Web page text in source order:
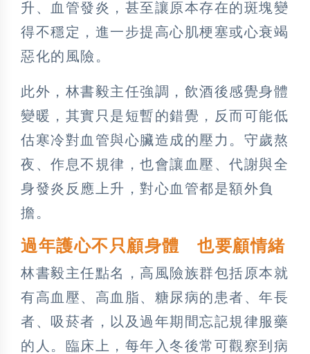
升、血管發炎，甚至讓原本存在的斑塊變
得不穩定，進一步提高心肌梗塞或心衰竭
惡化的風險。
此外，林書毅主任強調，飲酒後感覺身體
變暖，其實只是短暫的錯覺，反而可能低
估寒冷對血管與心臟造成的壓力。守歲熬
夜、作息不規律，也會讓血壓、代謝與全
身發炎反應上升，對心血管都是額外負
擔。
過年護心不只顧身體 也要顧情緒
林書毅主任點名，高風險族群包括原本就
有高血壓、高血脂、糖尿病的患者、年長
者、吸菸者，以及過年期間忘記規律服藥
的人。臨床上，每年入冬後常可觀察到病